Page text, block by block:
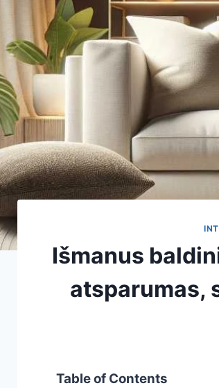
Išmanus
atsparumas,
Table of Contents